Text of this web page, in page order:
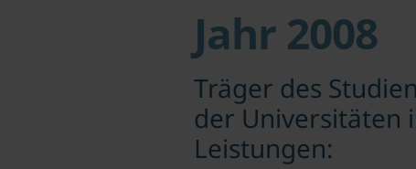
Jahr 2008
Träger des
der Universitäten
Leistungen: